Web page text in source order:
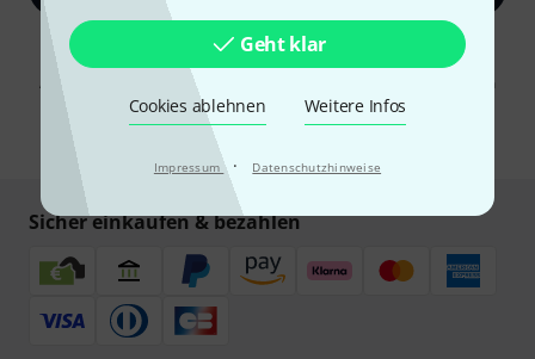
Geht klar
Cookies ablehnen Weitere Infos
Impressum · Datenschutzhinweise
Mit Klick auf „Jetzt anmelden“ stimmen Sie dem Erhalt von E-Mail-
Werbung und einer Messung des E-Mail-Nutzungsverhaltens zu. Die
Abmeldung ist jederzeit möglich. Weitere Informationen finden Sie in
unserenDatenschutzhinweisen .
Sicher einkaufen & bezahlen